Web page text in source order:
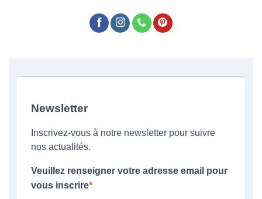
Newsletter
Inscrivez-vous à notre newsletter pour suivre
nos actualités.
Veuillez renseigner votre adresse email pour
vous inscrire